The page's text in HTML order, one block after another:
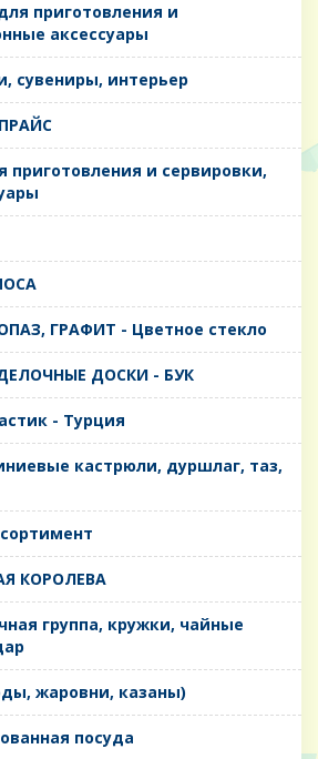
приготовления и
аксессуары
сувениры, интерьер
приготовления и сервировки,
ГРАФИТ - Цветное стекло
ДОСКИ - БУК
- Турция
кастрюли, дуршлаг, таз,
КОРОЛЕВА
группа, кружки, чайные
жаровни, казаны)
посуда